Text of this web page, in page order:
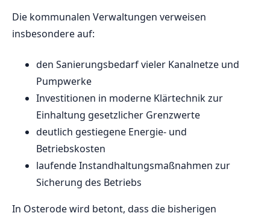
Die kommunalen Verwaltungen verweisen
insbesondere auf:
den Sanierungsbedarf vieler Kanalnetze und
Pumpwerke
Investitionen in moderne Klärtechnik zur
Einhaltung gesetzlicher Grenzwerte
deutlich gestiegene Energie- und
Betriebskosten
laufende Instandhaltungsmaßnahmen zur
Sicherung des Betriebs
In Osterode wird betont, dass die bisherigen